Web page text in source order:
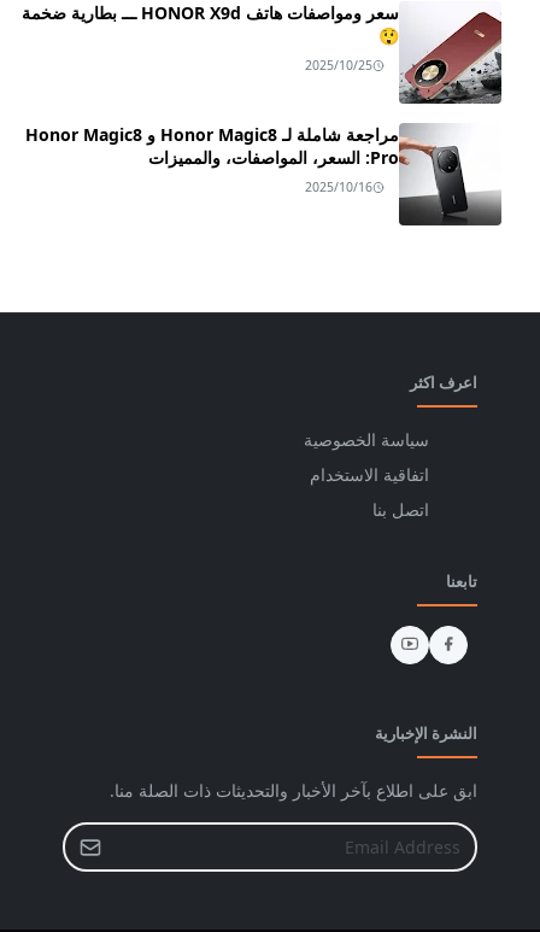
سعر ومواصفات هاتف HONOR X9d ـــ بطارية ضخمة
😲
2025/10/25
مراجعة شاملة لـ Honor Magic8 و Honor Magic8
Pro: السعر، المواصفات، والمميزات
2025/10/16
اعرف اكثر
سياسة الخصوصية
اتفاقية الاستخدام
اتصل بنا
تابعنا
النشرة الإخبارية
ابق على اطلاع بآخر الأخبار والتحديثات ذات الصلة منا.